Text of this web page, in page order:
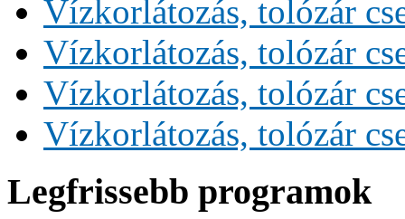
Vízkorlátozás, tolózár
Vízkorlátozás, tolózár
Vízkorlátozás, tolózár
Vízkorlátozás, tolózár
Legfrissebb programok